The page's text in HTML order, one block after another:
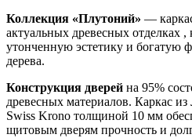
Коллекция «Плутоний» —
актуальных древесных отделках ,
утонченную эстетику и богатую
дерева.
Конструкция дверей на 95%
древесных материалов. Каркас
Swiss Krono толщиной 10 мм
щитовым дверям прочность и